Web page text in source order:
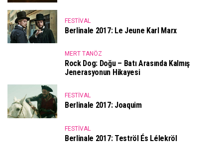
FESTIVAL
Berlinale 2017: Le Jeune Karl Marx
MERT TANÖZ
Rock Dog: Doğu – Batı Arasında Kalmış
Jenerasyonun Hikayesi
FESTIVAL
Berlinale 2017: Joaquim
FESTIVAL
Berlinale 2017: Teströl És Lélekröl